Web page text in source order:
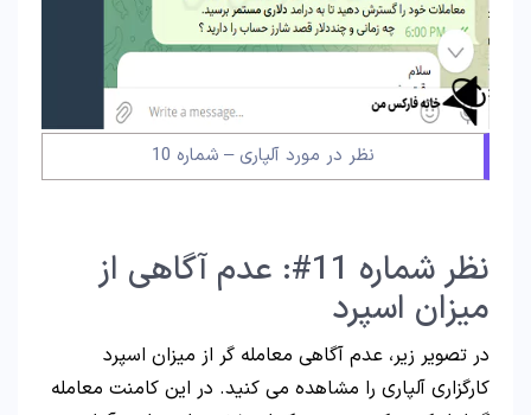
نظر در مورد آلپاری – شماره 10
نظر شماره 11#: عدم آگاهی از
میزان اسپرد
در تصویر زیر، عدم آگاهی معامله گر از میزان اسپرد
کارگزاری آلپاری را مشاهده می کنید. در این کامنت معامله